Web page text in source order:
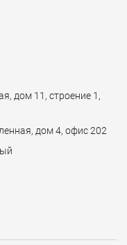
дом 11, строение 1,
дом 4, офис 202